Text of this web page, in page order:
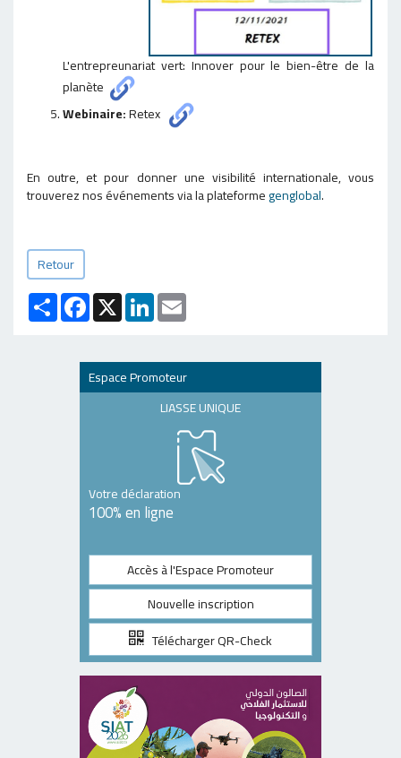
L'entrepreunariat vert: Innover pour le bien-être de la
planète
Webinaire:Retex
En outre, et pour donner une visibilité internationale, vous
trouverez nos événements via la plateformegenglobal.
Retour
PartagerFacebook
X LinkedIn
Espace Promoteur
LIASSE UNIQUE
Votre déclaration
100% en ligne
Accès à l'Espace Promoteur
Nouvelle inscription
Télécharger QR-Check